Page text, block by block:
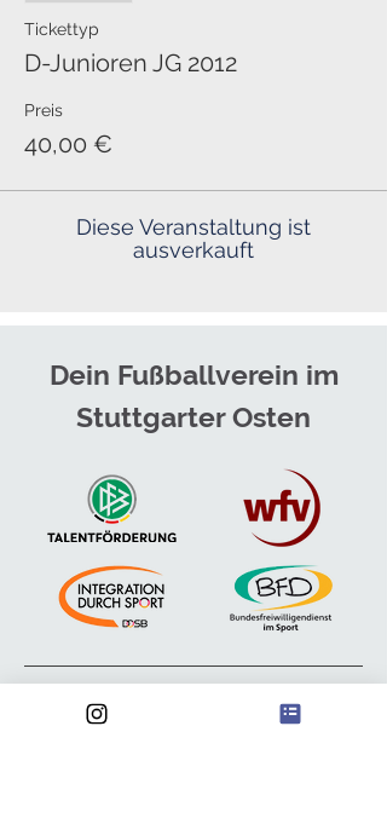
Tickettyp
D-Junioren JG 2012
Preis
40,00 €
Diese Veranstaltung ist
ausverkauft
Dein Fußballverein im
Stuttgarter Osten